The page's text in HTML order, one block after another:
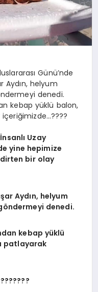
Günü’nde
Aydın, helyum
denedi.
kebap yüklü balon,
Uzay
yine hepimize
bir olay
Aydın, helyum
denedi.
kebap yüklü
patlayarak